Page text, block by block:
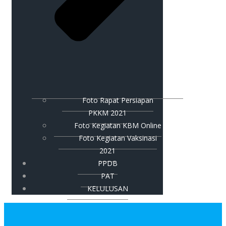
Foto Rapat Persiapan
PKKM 2021
Foto Kegiatan KBM Online
Foto Kegiatan Vaksinasi
2021
PPDB
PAT
KELULUSAN